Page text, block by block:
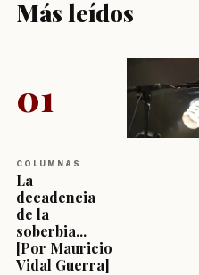
Más leídos
01
COLUMNAS
La
decadencia
de la
soberbia...
[Por Mauricio
Vidal Guerra]